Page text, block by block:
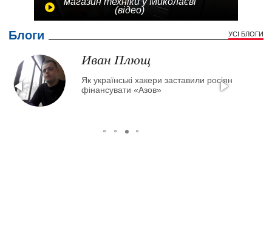
(відео)
Блоги УСІ БЛОГИ
Иван Плющ
Як українські хакери заставили росіян
фінансувати «Азов»